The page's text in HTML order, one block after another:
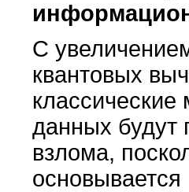
С
квантовых
данных будут
взлома,